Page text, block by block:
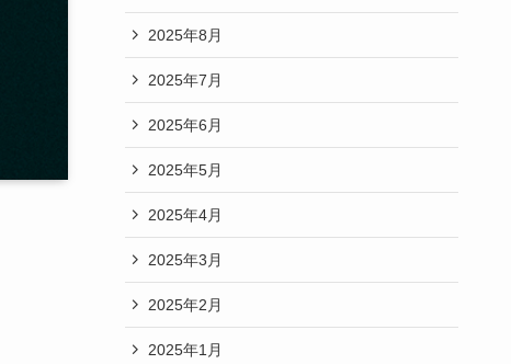
2025年8月
2025年7月
2025年6月
2025年5月
2025年4月
2025年3月
2025年2月
2025年1月